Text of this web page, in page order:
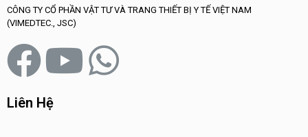
CÔNG TY CỔ PHẦN VẬT TƯ VÀ TRANG THIẾT BỊ Y TẾ VIỆT NAM
(VIMEDTEC., JSC)
Liên Hệ